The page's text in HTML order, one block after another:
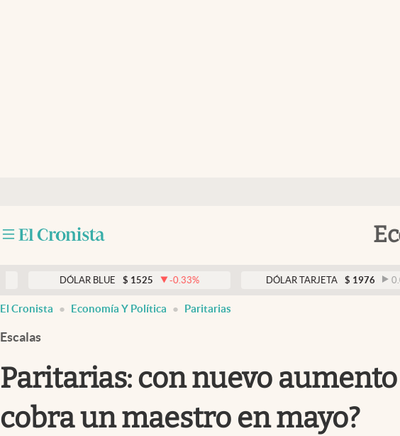
Clima
Mundial 2026
DÓLAR BLUE $ 1525 -0.33% DÓLAR TARJETA $ 1976 0.00%
El Cronista Economía Y Política Paritarias
Escalas
Paritarias: con nuevo
cobra un maestro en mayo?